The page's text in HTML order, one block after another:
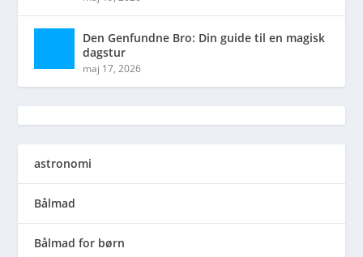
Den Genfundne Bro: Din guide til en magisk
dagstur
maj 17, 2026
astronomi
Bålmad
Bålmad for børn